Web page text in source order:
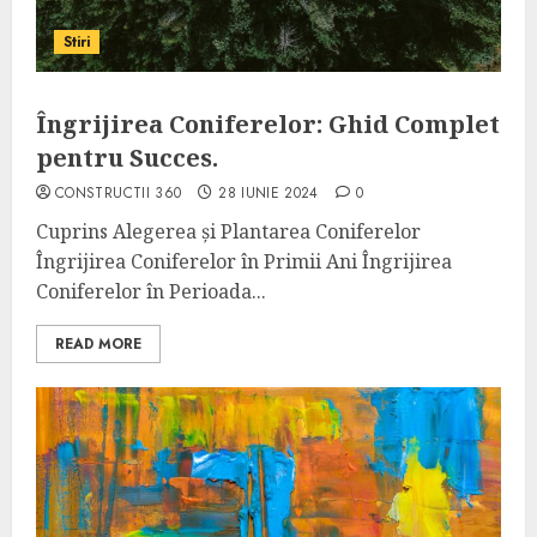
Stiri
Îngrijirea Coniferelor: Ghid Complet
pentru Succes.
CONSTRUCTII 360 28 IUNIE 2024 0
Cuprins Alegerea și Plantarea Coniferelor
Îngrijirea Coniferelor în Primii Ani Îngrijirea
Coniferelor în Perioada...
READ MORE